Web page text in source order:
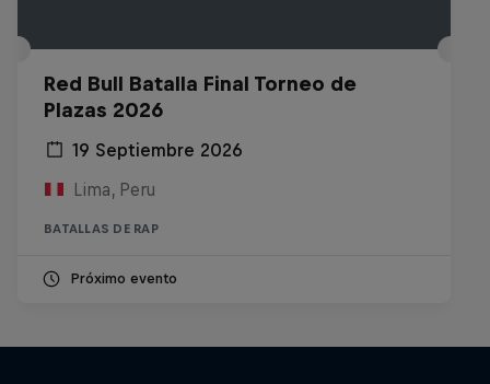
Red Bull Batalla Final Torneo de
Plazas 2026
19 Septiembre 2026
Lima, Peru
BATALLAS DE RAP
Próximo evento